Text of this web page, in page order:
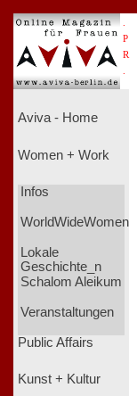
P
R
Aviva - Home
Women + Work
Infos
WorldWideWomen
Lokale
Geschichte_n
Schalom Aleikum
Veranstaltungen
Public Affairs
Kunst + Kultur